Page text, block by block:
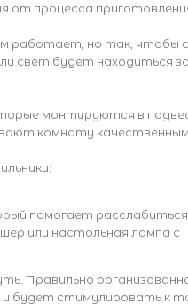
от процесса
работает, но так, чтобы
свет будет находиться
монтируются в
комнату
помогает
или настольная лампа с
Правильно
будет стимулировать к